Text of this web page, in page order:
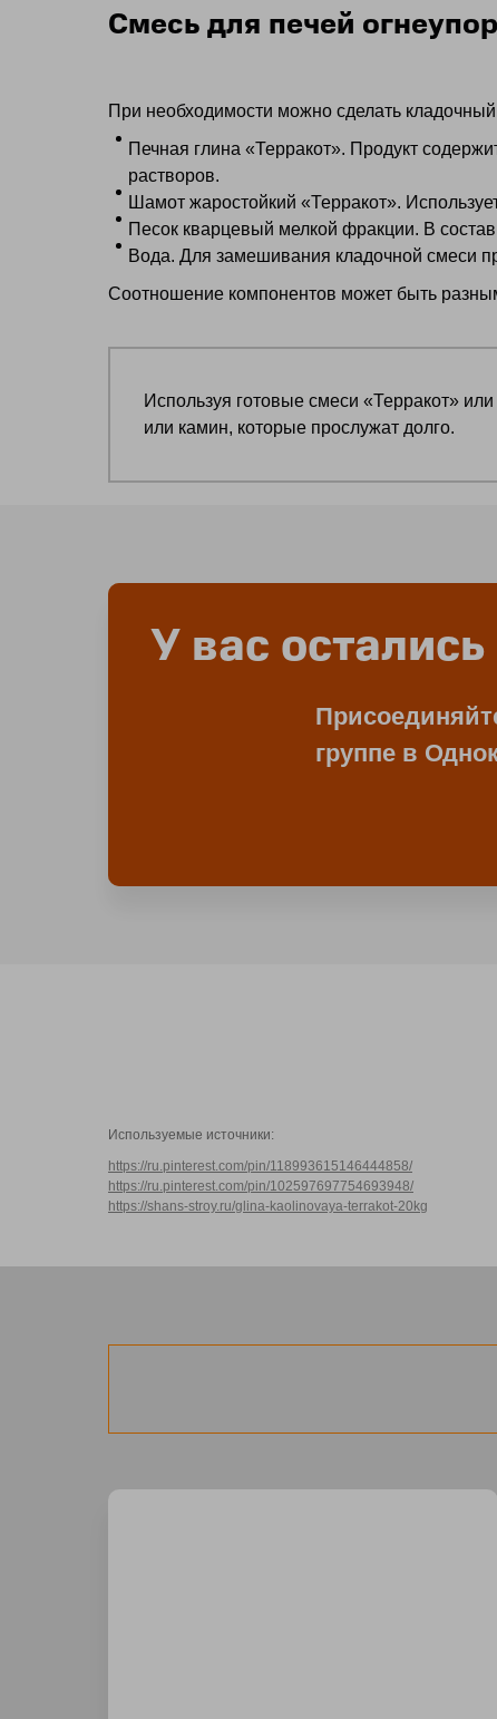
Смесь для печей
При необходимости можно сделать
Печная глина «Терракот». Продукт
растворов.
Шамот жаростойкий «Терракот».
Песок кварцевый мелкой фракции. В
Вода. Для замешивания кладочной смеси
Соотношение компонентов может быть
Используя готовые смеси «Терракот»
или камин, которые прослужат долго.
У вас
группе в
Используемые источники:
https://ru.pinterest.com/pin/118993615146444858/
https://ru.pinterest.com/pin/102597697754693948/
https://shans-stroy.ru/glina-kaolinovaya-terrakot-20kg